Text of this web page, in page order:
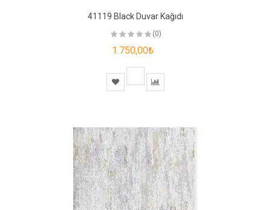
41119 Black Duvar Kağıdı
(0)
1.750,00₺